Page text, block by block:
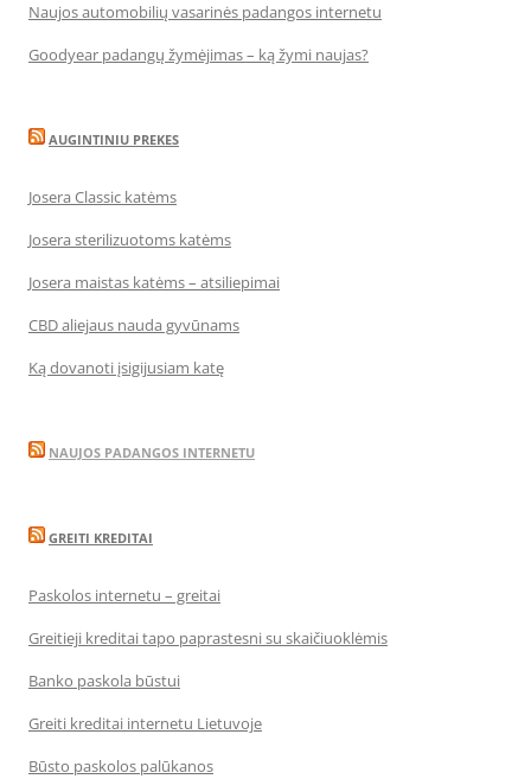
Naujos automobilių vasarinės padangos internetu
Goodyear padangų žymėjimas – ką žymi naujas?
AUGINTINIU PREKES
Josera Classic katėms
Josera sterilizuotoms katėms
Josera maistas katėms – atsiliepimai
CBD aliejaus nauda gyvūnams
Ką dovanoti įsigijusiam katę
NAUJOS PADANGOS INTERNETU
GREITI KREDITAI
Paskolos internetu – greitai
Greitieji kreditai tapo paprastesni su skaičiuoklėmis
Banko paskola būstui
Greiti kreditai internetu Lietuvoje
Būsto paskolos palūkanos